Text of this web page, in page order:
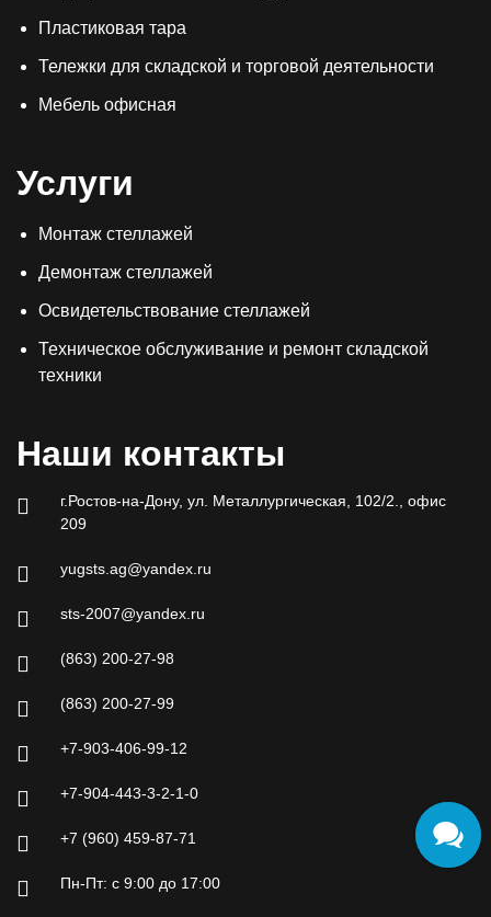
Пластиковая тара
Тележки для складской и торговой деятельности
Мебель офисная
Услуги
Монтаж стеллажей
Демонтаж стеллажей
Освидетельствование стеллажей
Техническое обслуживание и ремонт складской
техники
Наши контакты
г.Ростов-на-Дону, ул. Металлургическая, 102/2., офис
209
yugsts.ag@yandex.ru
sts-2007@yandex.ru
(863) 200-27-98
(863) 200-27-99
+7-903-406-99-12
+7-904-443-3-2-1-0
+7 (960) 459-87-71
Пн-Пт: с 9:00 до 17:00